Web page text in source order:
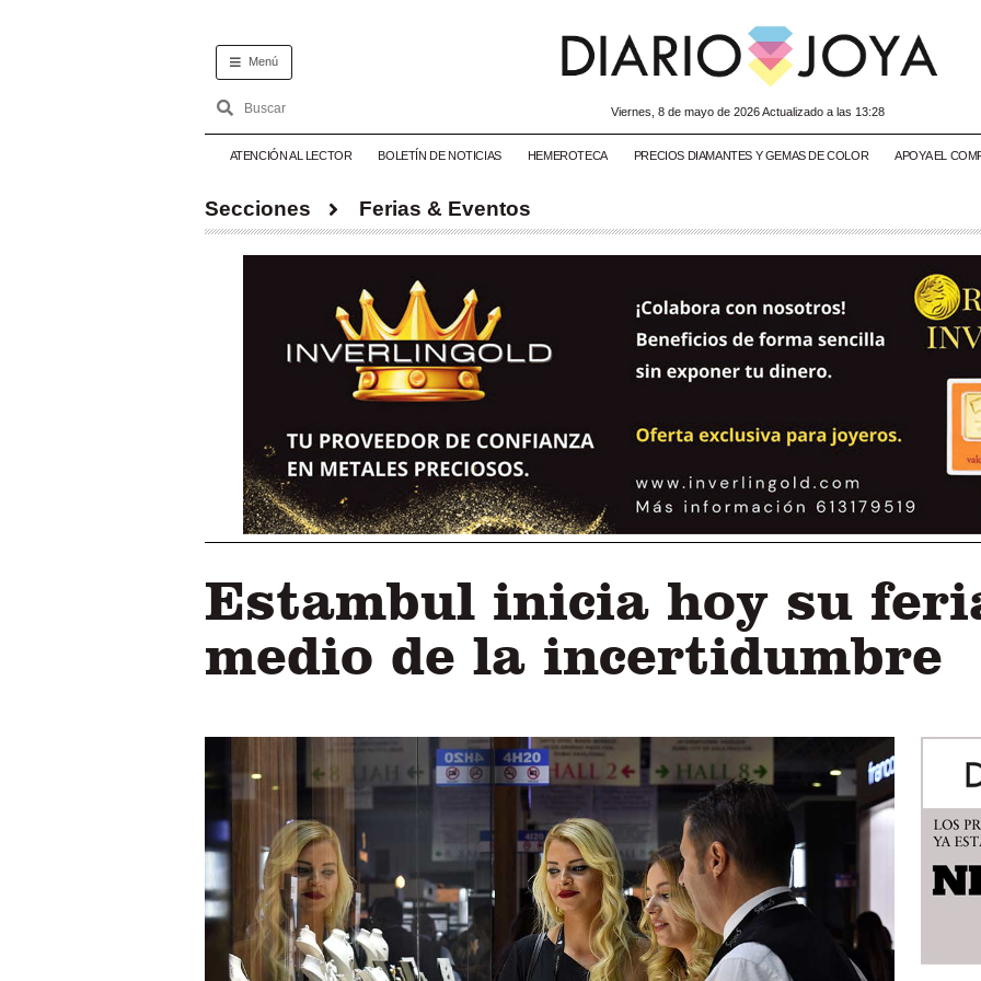
Menú
viernes, 8 de mayo de 2026 Actualizado a las 13:28
ATENCIÓN AL LECTOR BOLETÍN DE NOTICIAS HEMEROTECA PRECIOS DIAMANTES Y GEMAS DE COLOR APOYA EL
Secciones Ferias & Eventos
Estambul inicia hoy su
medio de la incertidumbre